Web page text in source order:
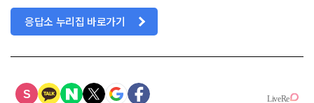
응답소 누리집 바로가기